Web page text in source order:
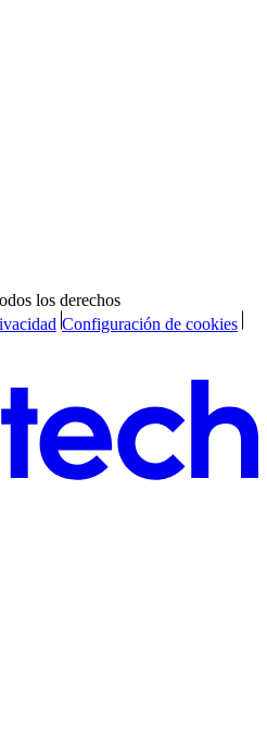
los derechos
Configuración de cookies